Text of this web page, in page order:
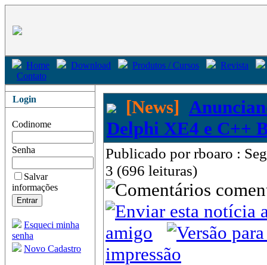
Home Download Produtos / Cursos
Revista
Contato
Login
Codinome
Senha
Salvar
informações
Esqueci minha
senha
Novo Cadastro
[News]
Delphi XE4 e C++
Publicado por rboaro :
3 (696 leituras)
amigo
impressão